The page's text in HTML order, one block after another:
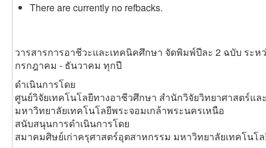
There are currently no refbacks.
วารสารการอาชีวะและเทคนิคศึกษา จัดพิมพ์ปีละ 2 ฉบับ ระห
กรกฎาคม - ธันวาคม ทุกปี
ดำเนินการโดย
ศูนย์วิจัยเทคโนโลยีทางอาชีวศึกษา สำนักวิจัยวิทยาศาสตร์แล
มหาวิทยาลัยเทคโนโลยีพระจอมเกล้าพระนครเหนือ
สนับสนุนการดำเนินการโดย
สมาคมศิษย์เก่าครุศาสตร์อุตสาหกรรม มหาวิทยาลัยเทคโนโ